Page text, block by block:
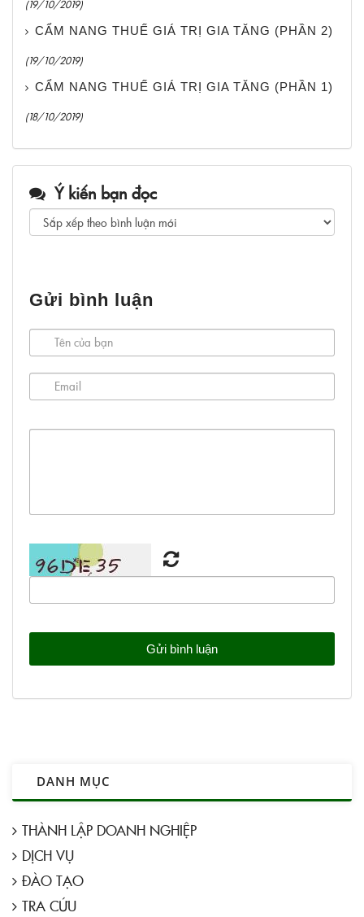
(19/10/2019)
CẨM NANG THUẾ GIÁ TRỊ GIA TĂNG (PHẦN 2)
(19/10/2019)
CẨM NANG THUẾ GIÁ TRỊ GIA TĂNG (PHẦN 1)
(18/10/2019)
Ý kiến bạn đọc
Gửi bình luận
DANH MỤC
THÀNH LẬP DOANH NGHIỆP
DỊCH VỤ
ĐÀO TẠO
TRA CỨU